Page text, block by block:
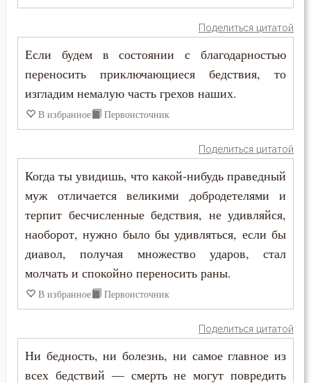
Последние времена
Послушание
Пост
Похвала
Похоть
Праведность
Праздник
Привычки
Поделиться цитатой
Если будем в состоянии с благодарностью
переносить приключающиеся бедствия, то
изгладим немалую часть грехов наших.
В избранное Первоисточник
Поделиться цитатой
Когда ты увидишь, что какой-нибудь праведный
муж отличается великими добродетелями и
терпит бесчисленные бедствия, не удивляйся,
наоборот, нужно было бы удивляться, если бы
диавол, получая множество ударов, стал
молчать и спокойно переносить раны.
В избранное Первоисточник
Поделиться цитатой
Ни бедность, ни болезнь, ни самое главное из
всех бедствий — смерть не могут повредить